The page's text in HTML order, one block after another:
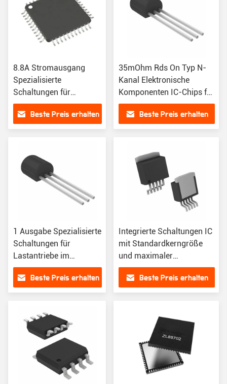
8.8A Stromausgang
Spezialisierte
Schaltungen für
Standard-
Kernprozessor 4,75V
41V Spannungslast
Beste Preis erhalten
35mOhm Rds On Typ N-
Kanal Elektronische
Komponenten IC-Chips für
den Markt
Beste Preis erhalten
1 Ausgabe Spezialisierte
Schaltungen für
Lastantriebe im
Oberflächenbau
Beste Preis erhalten
Integrierte Schaltungen IC
mit Standardkerngröße
und maximaler
Ausgangsströmung von
8,8 A
Beste Preis erhalten